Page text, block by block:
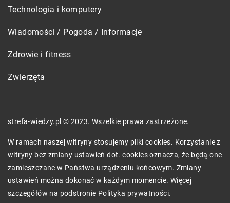
Technologia i komputery
Wiadomości / Pogoda / Informacje
Zdrowie i fitness
Zwierzęta
strefa-wiedzy.pl © 2023. Wszelkie prawa zastrzeżone.
W ramach naszej witryny stosujemy pliki cookies. Korzystanie z
witryny bez zmiany ustawień dot. cookies oznacza, że będą one
zamieszczane w Państwa urządzeniu końcowym. Zmiany
ustawień można dokonać w każdym momencie. Więcej
szczegółów na podstronie Polityka prywatności.